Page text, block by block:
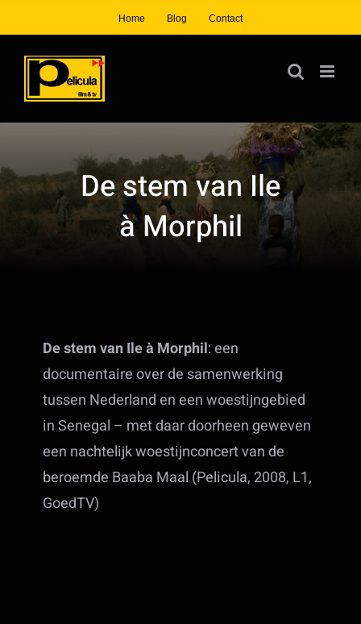
naar
inhoud
Home Blog Contact
De stem van Ile
à Morphil
De stem van Ile à Morphil: een
documentaire over de samenwerking
tussen Nederland en een woestijngebied
in Senegal – met daar doorheen geweven
een nachtelijk woestijnconcert van de
beroemde Baaba Maal (Pelicula, 2008, L1,
GoedTV)